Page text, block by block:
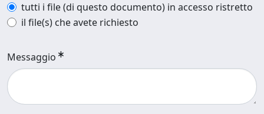
tutti i file (di questo documento) in accesso ristretto
il file(s) che avete richiesto
Messaggio